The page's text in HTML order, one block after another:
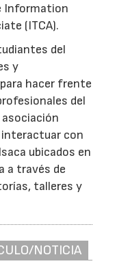
Information
(ITCA).
del
y
hacer frente
del
asociación
con
ubicados en
a través de
talleres y
NOTICIA